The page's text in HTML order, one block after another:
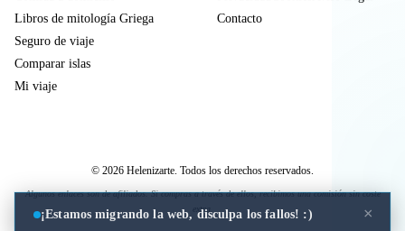
¡Estamos migrando la web, disculpa los fallos! :) ×
Libros de mitología Griega
Seguro de viaje
Comparar islas
Mi viaje
Contacto
© 2026 Helenizarte. Todos los derechos reservados.
Algunos enlaces son de afiliados. Si compras a través de ellos, recibimos una comisión sin coste
extra.